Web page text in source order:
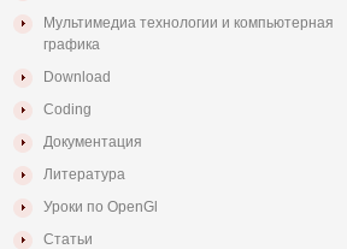
Мультимедиа технологии и компьютерная
графика
Download
Coding
Документация
Литература
Уроки по OpenGl
Статьи